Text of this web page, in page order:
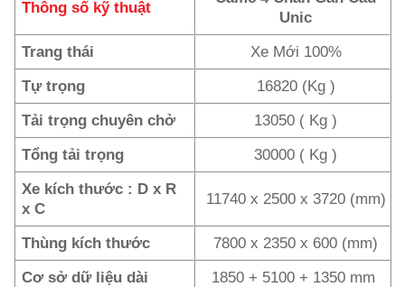
Thông số kỹ thuật
Unic
Trang thái
Xe Mới 100%
Tự trọng
16820 (Kg )
Tải trọng chuyên chở
13050 ( Kg )
Tổng tải trọng
30000 ( Kg )
Xe kích thước : D x R
x C
11740 x 2500 x 3720 (mm)
Thùng kích thước
7800 x 2350 x 600 (mm)
Cơ sở dữ liệu dài
1850 + 5100 + 1350 mm